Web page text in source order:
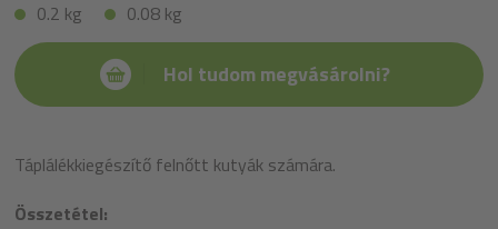
0.2 kg
0.08 kg
Hol tudom megvásárolni?
Táplálékkiegészítő felnőtt kutyák számára.
Összetétel: